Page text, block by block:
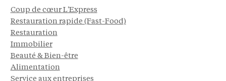
Coup de cœur L'Express
Restauration rapide (Fast-Food)
Restauration
Immobilier
Beauté & Bien-être
Alimentation
Service aux entreprises